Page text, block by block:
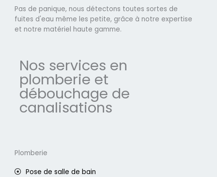
Pas de panique, nous détectons toutes sortes de
fuites d'eau même les petite, grâce à notre expertise
et notre matériel haute gamme.
Nos services en
plomberie et
débouchage de
canalisations
Plomberie
Pose de salle de bain